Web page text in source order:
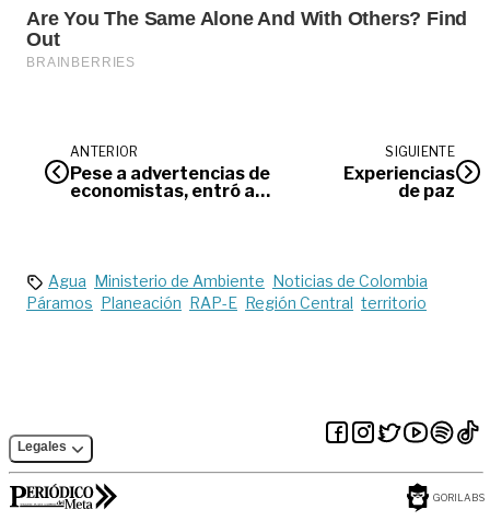
ANTERIOR
Pese a advertencias de
economistas, entró a
SIGUIENTE
Experiencias
de paz
Agua Ministerio de Ambiente Noticias de Colombia
Páramos Planeación RAP-E Región Central territorio
Legales
GORILABS